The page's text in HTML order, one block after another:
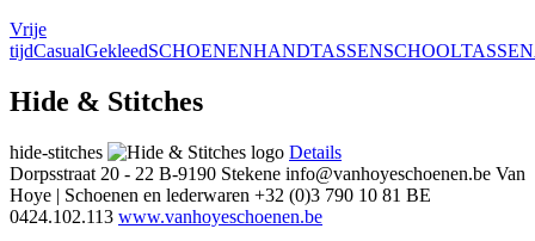
Vrije
tijdCasualGekleedSCHOENENHANDTASSENSCHOOLTASSEN
Hide & Stitches
hide-stitches
Details
Dorpsstraat 20 - 22 B-9190 Stekene info@vanhoyeschoenen.be Van
Hoye | Schoenen en lederwaren +32 (0)3 790 10 81 BE
0424.102.113 www.vanhoyeschoenen.be